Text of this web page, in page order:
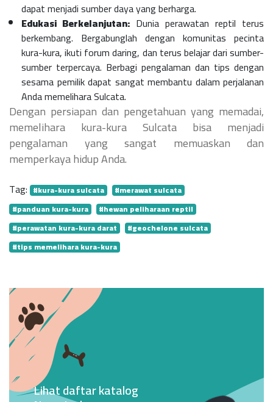
dapat menjadi sumber daya yang berharga.
Edukasi Berkelanjutan: Dunia perawatan reptil terus
berkembang. Bergabunglah dengan komunitas pecinta
kura-kura, ikuti forum daring, dan terus belajar dari sumber-
sumber terpercaya. Berbagi pengalaman dan tips dengan
sesama pemilik dapat sangat membantu dalam perjalanan
Anda memelihara Sulcata.
Dengan persiapan dan pengetahuan yang memadai,
memelihara kura-kura Sulcata bisa menjadi
pengalaman yang sangat memuaskan dan
memperkaya hidup Anda.
Tag: #kura-kura sulcata
#merawat sulcata
#panduan kura-kura
#hewan peliharaan reptil
#perawatan kura-kura darat
#geochelone sulcata
#tips memelihara kura-kura
Lihat daftar katalog